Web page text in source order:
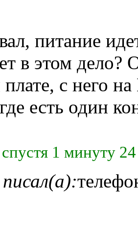
питание
в этом дело?
с него
есть один
1 минуту